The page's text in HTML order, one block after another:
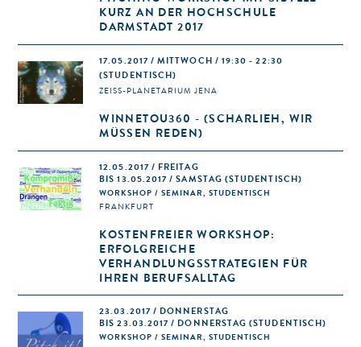
KURZ AN DER HOCHSCHULE
DARMSTADT 2017
17.05.2017 / MITTWOCH / 19:30 - 22:30
(STUDENTISCH)
ZEISS-PLANETARIUM JENA
WINNETOU360 - (SCHARLIEH, WIR
MÜSSEN REDEN)
12.05.2017 / FREITAG
BIS 13.05.2017 / SAMSTAG (STUDENTISCH)
WORKSHOP / SEMINAR, STUDENTISCH
FRANKFURT
KOSTENFREIER WORKSHOP:
ERFOLGREICHE
VERHANDLUNGSSTRATEGIEN FÜR
IHREN BERUFSALLTAG
23.03.2017 / DONNERSTAG
BIS 23.03.2017 / DONNERSTAG (STUDENTISCH)
WORKSHOP / SEMINAR, STUDENTISCH